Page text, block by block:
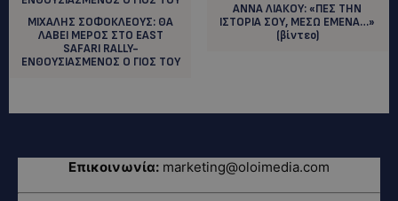
ΜΙΧΑΛΗΣ ΣΟΦΟΚΛΕΟΥΣ: ΘΑ
ΛΑΒΕΙ ΜΕΡΟΣ ΣΤΟ EAST
SAFARI RALLY-
ΕΝΘΟΥΣΙΑΣΜΕΝΟΣ Ο ΓΙΟΣ ΤΟΥ
ANNA ΛΙΑΚΟΥ: «ΠΕΣ ΤΗΝ
ΙΣΤΟΡΙΑ ΣΟΥ, ΜΕΣΩ ΕΜΕΝΑ…»
(βίντεο)
Επικοινωνία: marketing@oloimedia.com